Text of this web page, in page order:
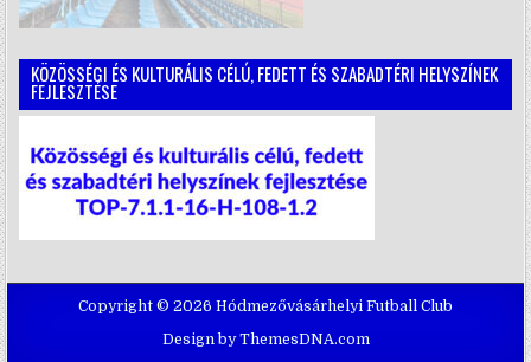
KÖZÖSSÉGI ÉS KULTURÁLIS CÉLÚ, FEDETT ÉS SZABADTÉRI HELYSZÍNEK
FEJLESZTÉSE
Copyright © 2026 Hódmezővásárhelyi Futball Club
Design by ThemesDNA.com